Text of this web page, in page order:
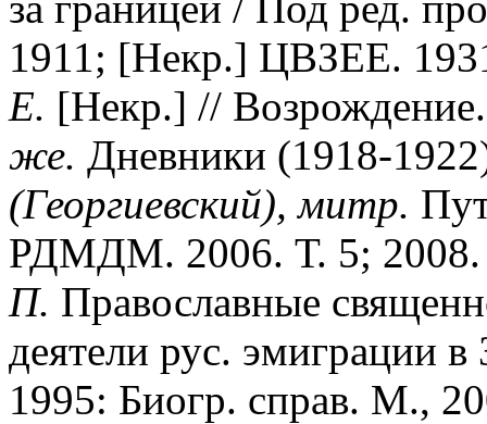
1911; [Некр.] ЦВЗЕЕ.
Е. [Некр.] //
же. Дневники (1918-
(Георгиевский), митр.
РДМДМ. 2006. Т. 5; 2008.
П. Православные
деятели рус. эмиграции
1995: Биогр. справ. М.,